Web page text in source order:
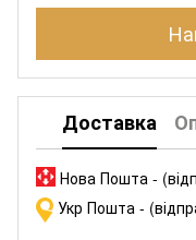
Доставка
Нова Пошта -
Укр Пошта -